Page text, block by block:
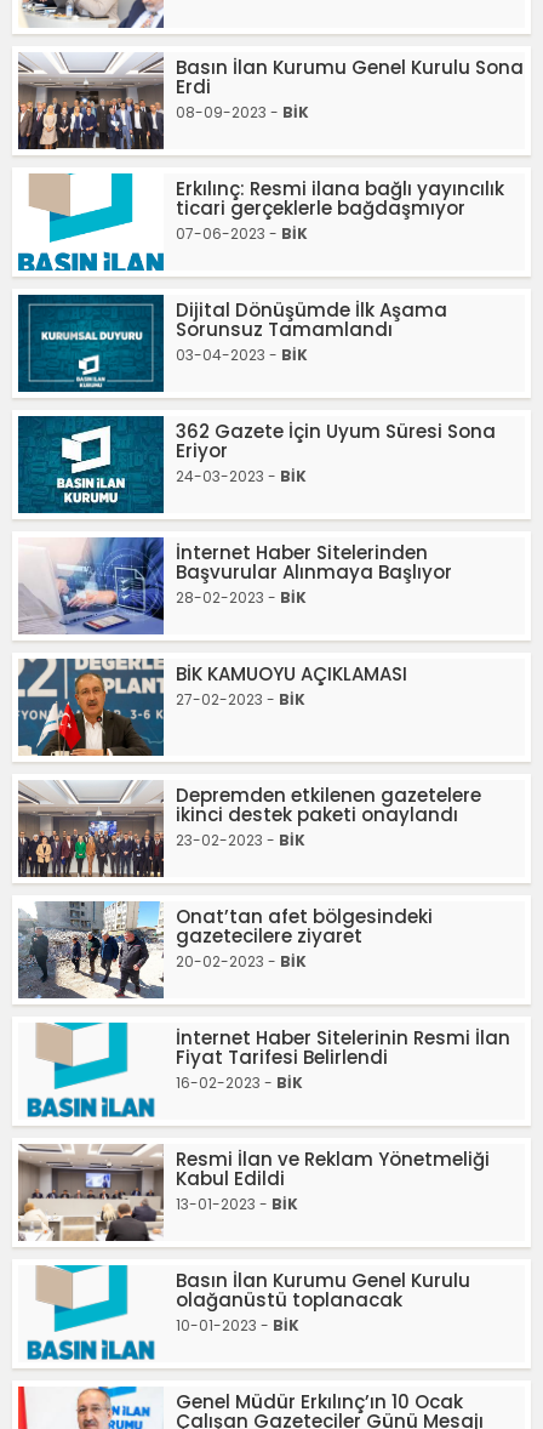
Basın İlan Kurumu Genel Kurulu Sona
Erdi
08-09-2023 - BİK
Erkılınç: Resmi ilana bağlı yayıncılık
ticari gerçeklerle bağdaşmıyor
07-06-2023 - BİK
Dijital Dönüşümde İlk Aşama
Sorunsuz Tamamlandı
03-04-2023 - BİK
362 Gazete İçin Uyum Süresi Sona
Eriyor
24-03-2023 - BİK
İnternet Haber Sitelerinden
Başvurular Alınmaya Başlıyor
28-02-2023 - BİK
BİK KAMUOYU AÇIKLAMASI
27-02-2023 - BİK
Depremden etkilenen gazetelere
ikinci destek paketi onaylandı
23-02-2023 - BİK
Onat’tan afet bölgesindeki
gazetecilere ziyaret
20-02-2023 - BİK
İnternet Haber Sitelerinin Resmi İlan
Fiyat Tarifesi Belirlendi
16-02-2023 - BİK
Resmi İlan ve Reklam Yönetmeliği
Kabul Edildi
13-01-2023 - BİK
Basın İlan Kurumu Genel Kurulu
olağanüstü toplanacak
10-01-2023 - BİK
Genel Müdür Erkılınç’ın 10 Ocak
Çalışan Gazeteciler Günü Mesajı